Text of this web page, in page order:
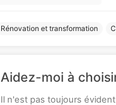
Rénovation et transformation
Aidez-moi à
Il n'est pas toujours